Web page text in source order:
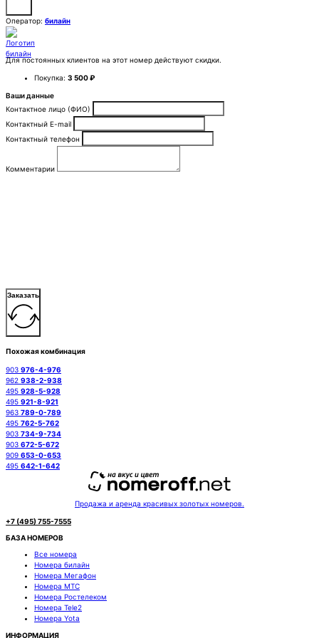
Оператор: билайн
Для постоянных клиентов на этот номер действуют скидки.
Покупка: 3 500 ₽
Ваши данные
Контактное лицо (ФИО)
Контактный E-mail
Контактный телефон
Комментарии
Заказать
Похожая комбинация
903 976-4-976
962 938-2-938
495 928-5-928
495 921-8-921
963 789-0-789
495 762-5-762
903 734-9-734
903 672-5-672
909 653-0-653
495 642-1-642
Продажа и аренда красивых золотых номеров.
+7 (495) 755-7555
БАЗА НОМЕРОВ
Все номера
Номера билайн
Номера Мегафон
Номера МТС
Номера Ростелеком
Номера Tele2
Номера Yota
ИНФОРМАЦИЯ